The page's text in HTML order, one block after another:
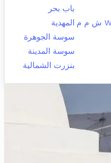
باب بحر
المهدية
سوسة الجوهرة
سوسة المدينة
بنزرت الشمالية